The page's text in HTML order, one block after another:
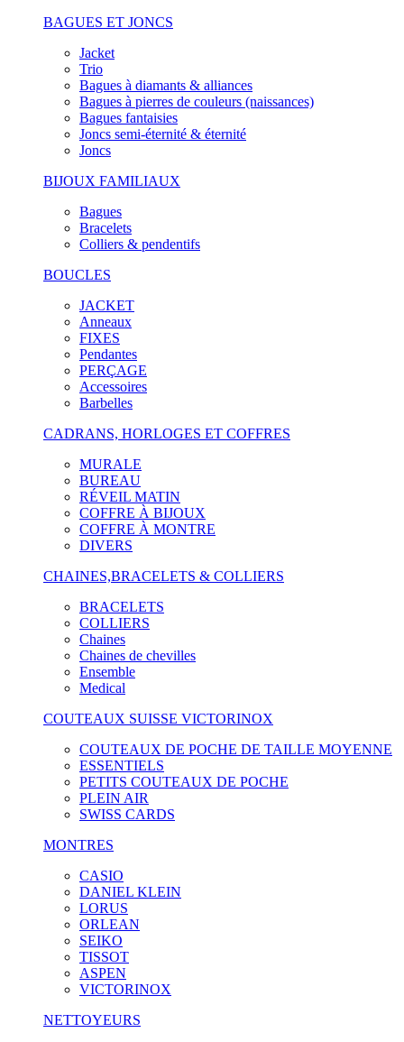
BAGUES ET JONCS
Jacket
Trio
Bagues à diamants & alliances
Bagues à pierres de couleurs (naissances)
Bagues fantaisies
Joncs semi-éternité & éternité
Joncs
BIJOUX FAMILIAUX
Bagues
Bracelets
Colliers & pendentifs
BOUCLES
JACKET
Anneaux
FIXES
Pendantes
PERÇAGE
Accessoires
Barbelles
CADRANS, HORLOGES ET COFFRES
MURALE
BUREAU
RÉVEIL MATIN
COFFRE À BIJOUX
COFFRE À MONTRE
DIVERS
CHAINES,BRACELETS & COLLIERS
BRACELETS
COLLIERS
Chaines
Chaines de chevilles
Ensemble
Medical
COUTEAUX SUISSE VICTORINOX
COUTEAUX DE POCHE DE TAILLE MOYENNE
ESSENTIELS
PETITS COUTEAUX DE POCHE
PLEIN AIR
SWISS CARDS
MONTRES
CASIO
DANIEL KLEIN
LORUS
ORLEAN
SEIKO
TISSOT
ASPEN
VICTORINOX
NETTOYEURS